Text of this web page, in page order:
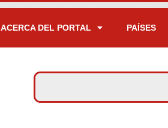
ACERCA DEL PORTAL PAÍSES